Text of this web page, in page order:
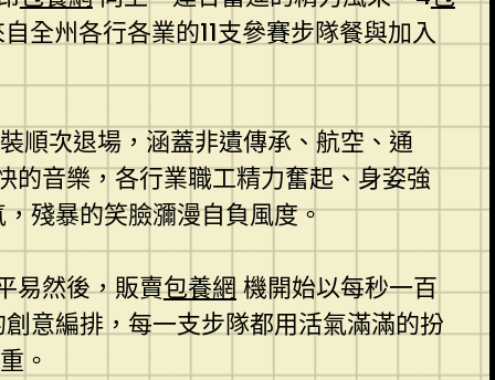
全州各行各業的11支參賽步隊餐與加入
順次退場，涵蓋非遺傳承、航空、通
的音樂，各行業職工精力奮起、身姿強
殘暴的笑臉瀰漫自負風度。
易然後，販賣包養網機開始以每秒一百
意編排，每一支步隊都用活氣滿滿的扮
。